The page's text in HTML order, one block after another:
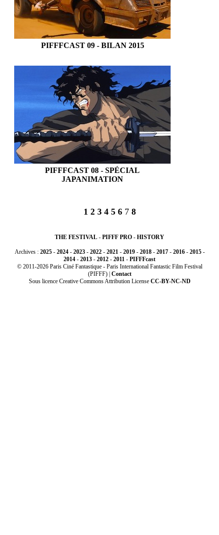
PIFFFCAST 09 - BILAN 2015
PIFFFCAST 08 - SPÉCIAL
JAPANIMATION
1 2 3 4 5 6 7 8
THE FESTIVAL - PIFFF PRO - HISTORY
Archives : 2025- 2024- 2023- 2022- 2021- 2019- 2018- 2017- 2016- 2015-
2014 - 2013 - 2012 - 2011 - PIFFFcast
© 2011-2026 Paris Ciné Fantastique - Paris International Fantastic Film Festival
(PIFFF) | Contact
Sous licence Creative Commons Attribution License CC-BY-NC-ND